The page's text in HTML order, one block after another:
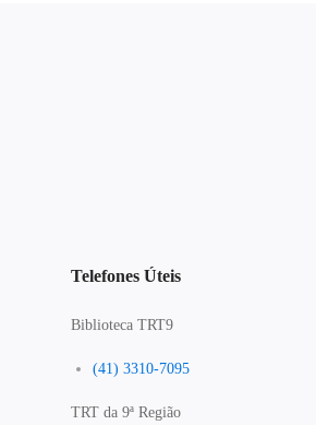
Telefones Úteis
Biblioteca TRT9
(41) 3310-7095
TRT da 9ª Região